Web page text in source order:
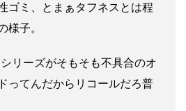
ゴミ、とまぁタフネスとは程
様子。
リーズがそもそも不具合のオ
ってんだからリコールだろ普